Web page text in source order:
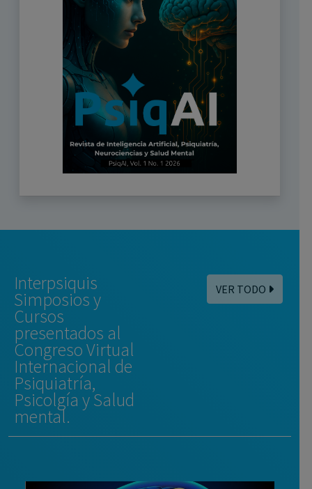
Interpsiquis
Simposios y
Cursos
presentados al
Congreso Virtual
Internacional de
Psiquiatría,
Psicolgía y Salud
mental.
VER TODO